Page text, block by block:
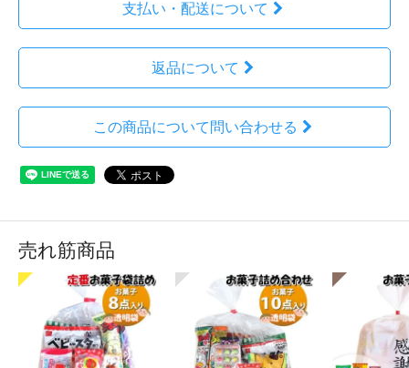
支払い・配送について
返品について
この商品について問い合わせる
売れ筋商品